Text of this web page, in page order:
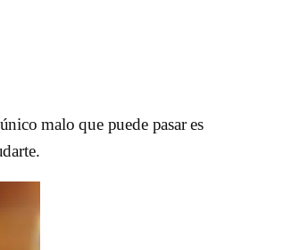
malo que puede pasar es